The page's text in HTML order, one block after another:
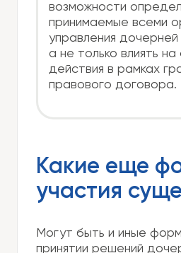
возможности
принимаемые всеми
управления дочерней
а не только влиять
действия в рамках
правового договора.
Какие еще
участия
Могут быть и иные
принятии решений